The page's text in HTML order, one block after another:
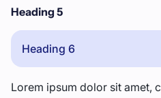
Heading 5
Heading 6
Lorem ipsum dolor sit amet,